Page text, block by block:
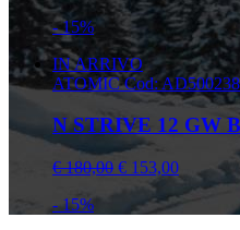
- 15%
IN ARRIVO
ATOMICCod:
N STRIVE 12 GW
€ 180,00 € 153,00
- 15%